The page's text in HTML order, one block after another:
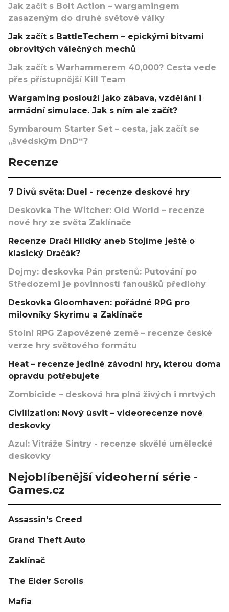
Jak začít s Bolt Action – wargamingem
zasazeným do druhé světové války
Jak začít s BattleTechem – epickými bitvami
obrovitých válečných mechů
Jak začít s Warhammerem 40,000? Cesta vede
přes přístupnější Kill Team
Wargaming poslouží jako zábava, vzdělání i
armádní simulace. Jak s ním ale začít?
Symbaroum Starter Set – cesta, jak začít se
„švédským DnD“?
Recenze
7 Divů světa: Duel - recenze deskové hry
Deskovka The Witcher: Old World – recenze
nové hry ze světa Zaklínače
Recenze Dračí Hlídky aneb Stojíme ještě o
klasický Dračák?
Dojmy: deskovka Pán prstenů: Putování po
Středozemi je povinností fanoušků předlohy
Deskovka Gloomhaven: pořádné RPG pro
milovníky Skyrimu a Zaklínače
Stolní RPG Zapovězené země – recenze české
verze hry světového formátu
Heat – recenze jediné závodní hry, kterou doma
opravdu potřebujete
Zombicide – desková hra plná živých i mrtvých
Civilization: Nový úsvit – videorecenze nové
deskovky
Azul: Vitráže Sintry - recenze skvělé umělecké
deskovky
Nejoblíbenější videoherní série -
Games.cz
Assassin's Creed
Grand Theft Auto
Zaklínač
The Elder Scrolls
Mafia